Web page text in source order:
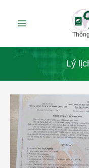
dung
Lý
Vietnam
work
visa
criminal
record
how
to
get?